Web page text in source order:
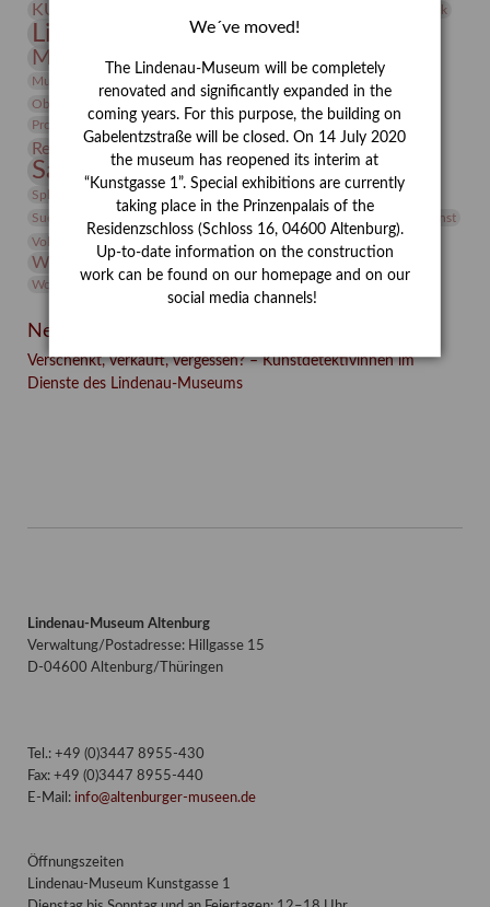
KUNSTWAND Lehmbruck
Lindenau-Museum Marstall
Museumsgeschichte Museumsnacht
Museumspädagogik Natur
Neue Remise
Objekt im Fokus
Peter Schnürpel Phelloplastik
Provenienz
Provenienzforschung
Restaurierung Ruth Wolf-Rehfeld
Sammlung Samstagszeichner
Sphinx
studio Studio Bildende Kunst
studioDIGITAL
Suermondt-Ludwig-Museum
Vermittlung
Videokunst
Volontariat
Weihnachten
Werkbetrachtung Wissenschaft
Wolf und Hund
Zirkuswoche
Neueste Beiträge
Verschenkt, verkauft, vergessen? – Kunstdetektivinnen im
Dienste des Lindenau-Museums
Lindenau-Museum Altenburg
Verwaltung/Postadresse: Hillgasse 15
D-04600 Altenburg/Thüringen
Tel.: +49 (0)3447 8955-430
Fax: +49 (0)3447 8955-440
E-Mail: info@altenburger-museen.de
Öffnungszeiten
Lindenau-Museum Kunstgasse 1
We´ve moved!
The Lindenau-Museum will be completely
renovated and significantly expanded in the
coming years. For this purpose, the building on
Gabelentzstraße will be closed. On 14 July 2020
the museum has reopened its interim at
“Kunstgasse 1”. Special exhibitions are currently
taking place in the Prinzenpalais of the
Residenzschloss (Schloss 16, 04600 Altenburg).
Up-to-date information on the construction
work can be found on our homepage and on our
social media channels!